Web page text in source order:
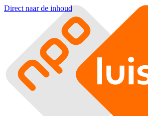
Direct naar de inhoud